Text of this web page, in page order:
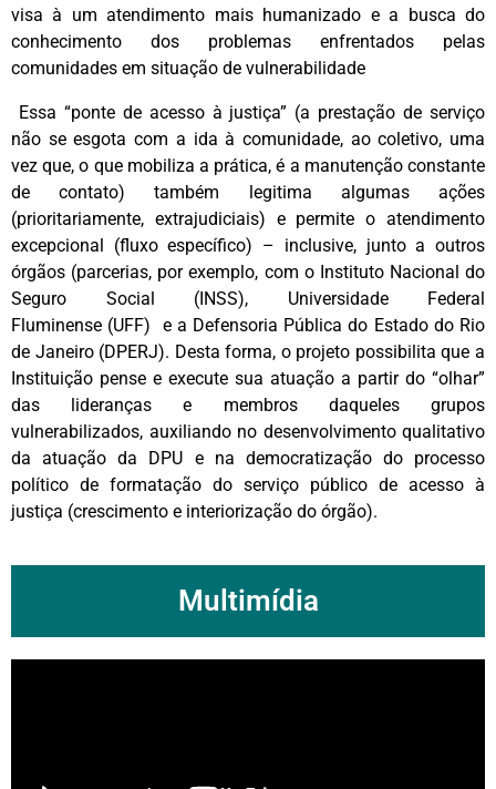
visa à um atendimento mais humanizado e a busca do
conhecimento dos problemas enfrentados pelas
comunidades em situação de vulnerabilidade
Essa “ponte de acesso à justiça” (a prestação de serviço
não se esgota com a ida à comunidade, ao coletivo, uma
vez que, o que mobiliza a prática, é a manutenção constante
de contato) também legitima algumas ações
(prioritariamente, extrajudiciais) e permite o atendimento
excepcional (fluxo específico) – inclusive, junto a outros
órgãos (parcerias, por exemplo, com o Instituto Nacional do
Seguro Social (INSS), Universidade Federal
Fluminense (UFF) e a Defensoria Pública do Estado do Rio
de Janeiro (DPERJ). Desta forma, o projeto possibilita que a
Instituição pense e execute sua atuação a partir do “olhar”
das lideranças e membros daqueles grupos
vulnerabilizados, auxiliando no desenvolvimento qualitativo
da atuação da DPU e na democratização do processo
político de formatação do serviço público de acesso à
justiça (crescimento e interiorização do órgão).
Multimídia